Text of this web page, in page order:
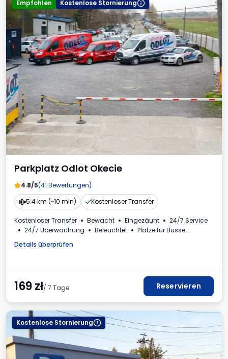
Empfohlen Kostenlose Stornierung
Parkplatz Odlot Okecie
4.8/5(41 Bewertungen)
5.4 km (~10 min)
Kostenloser Transfer
Kostenloser Transfer Bewacht Eingezäunt
24/7 Service
24/7 Überwachung
Beleuchtet
Plätze für Busse
Rechnung aus dem Parkhaus
Details überprüfen
169zł/ 7 Tage Reservieren
Kostenlose Stornierung